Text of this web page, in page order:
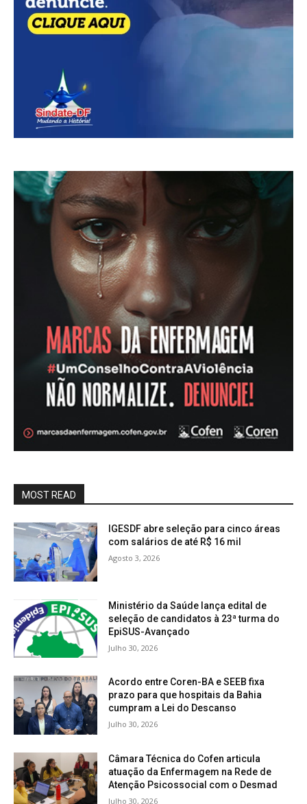
MOST READ
IGESDF abre seleção para cinco áreas
com salários de até R$ 16 mil
Agosto 3, 2026
Ministério da Saúde lança edital de
seleção de candidatos à 23ª turma do
EpiSUS-Avançado
Julho 30, 2026
Acordo entre Coren-BA e SEEB fixa
prazo para que hospitais da Bahia
cumpram a Lei do Descanso
Julho 30, 2026
Câmara Técnica do Cofen articula
atuação da Enfermagem na Rede de
Atenção Psicossocial com o Desmad
Julho 30, 2026